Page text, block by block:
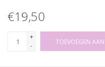
€19,50
+
-
TOEVOEGEN